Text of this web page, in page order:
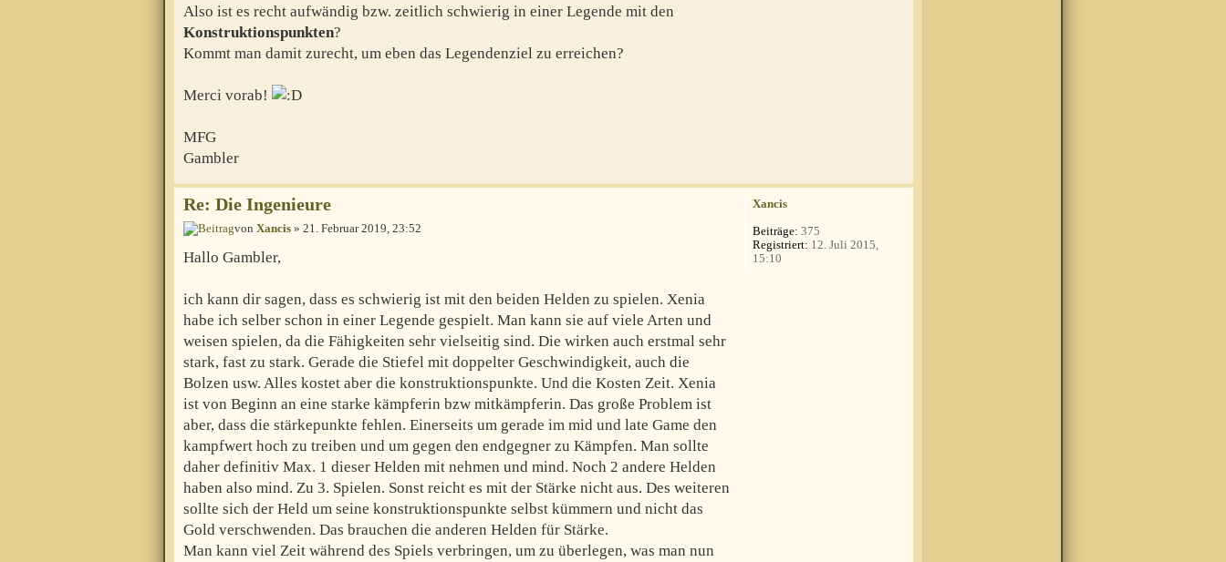
Also ist es recht aufwändig bzw. zeitlich schwierig in einer Legende mit den
Konstruktionspunkten?
Kommt man damit zurecht, um eben das Legendenziel zu erreichen?
Merci vorab!
MFG
Gambler
Re: Die Ingenieure
von Xancis » 21. Februar 2019, 23:52
Hallo Gambler,
ich kann dir sagen, dass es schwierig ist mit den beiden Helden zu spielen. Xenia
habe ich selber schon in einer Legende gespielt. Man kann sie auf viele Arten und
weisen spielen, da die Fähigkeiten sehr vielseitig sind. Die wirken auch erstmal sehr
stark, fast zu stark. Gerade die Stiefel mit doppelter Geschwindigkeit, auch die
Bolzen usw. Alles kostet aber die konstruktionspunkte. Und die Kosten Zeit. Xenia
ist von Beginn an eine starke kämpferin bzw mitkämpferin. Das große Problem ist
aber, dass die stärkepunkte fehlen. Einerseits um gerade im mid und late Game den
kampfwert hoch zu treiben und um gegen den endgegner zu Kämpfen. Man sollte
daher definitiv Max. 1 dieser Helden mit nehmen und mind. Noch 2 andere Helden
haben also mind. Zu 3. Spielen. Sonst reicht es mit der Stärke nicht aus. Des weiteren
sollte sich der Held um seine konstruktionspunkte selbst kümmern und nicht das
Gold verschwenden. Das brauchen die anderen Helden für Stärke.
Man kann viel Zeit während des Spiels verbringen, um zu überlegen, was man nun
Xancis
Beiträge: 375
Registriert: 12. Juli 2015,
15:10